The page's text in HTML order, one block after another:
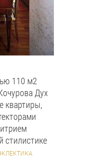
110 м2
Дух
квартиры,
стилистике